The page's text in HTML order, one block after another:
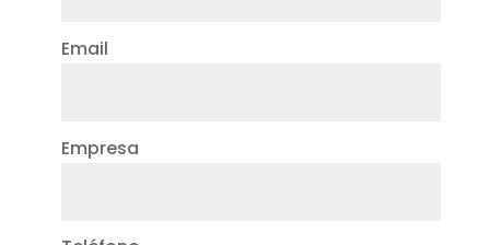
Email
Empresa